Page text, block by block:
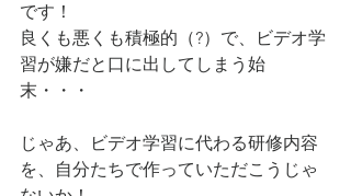
です！
良くも悪くも積極的（?）で、ビデオ学
習が嫌だと口に出してしまう始
末・・・
じゃあ、ビデオ学習に代わる研修内容
を、自分たちで作っていただこうじゃ